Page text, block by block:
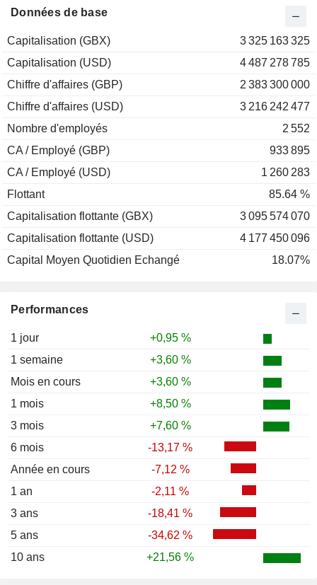
Performances
1 jour
+0,95 %
1 semaine
+3,60 %
Mois en cours
+3,60 %
1 mois
+8,50 %
3 mois
+7,60 %
6 mois
-13,17 %
Année en cours
-7,12 %
1 an
-2,11 %
3 ans
-18,41 %
5 ans
-34,62 %
10 ans
+21,56 %
Données de base
Capitalisation (GBX)
3 325 163 325
Capitalisation (USD)
4 487 278 785
Chiffre d'affaires (GBP)
2 383 300 000
Chiffre d'affaires (USD)
3 216 242 477
Nombre d'employés
2 552
CA / Employé (GBP)
933 895
CA / Employé (USD)
1 260 283
Flottant
85.64 %
Capitalisation flottante (GBX)
3 095 574 070
Capitalisation flottante (USD)
4 177 450 096
Capital Moyen Quotidien Echangé
18.07%
2000
1998
1997